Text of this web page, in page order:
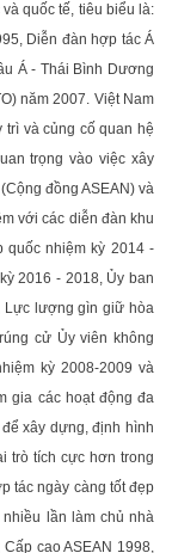
quốc tế, tiêu biểu là:
Diễn đàn hợp tác Á
Á - Thái Bình Dương
năm 2007. Việt Nam
trì và củng cố quan hệ
trọng vào việc xây
đồng ASEAN) và
với các diễn đàn khu
quốc nhiệm kỳ 2014 -
2016 - 2018, Ủy ban
Lực lượng gìn giữ hòa
cử Ủy viên không
kỳ 2008-2009 và
gia các hoạt động đa
xây dựng, định hình
trò tích cực hơn trong
tác ngày càng tốt đẹp
lần làm chủ nhà
cao ASEAN 1998,